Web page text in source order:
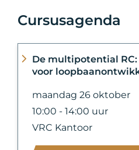
Cursusagenda
De multipotential
voor
maandag 26 oktober
10:00 - 14:00 uur
VRC Kantoor